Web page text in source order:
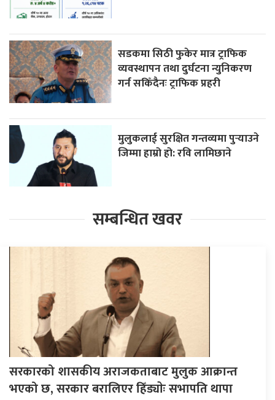
सडकमा सिठी फुकेर मात्र ट्राफिक
व्यवस्थापन तथा दुर्घटना न्युनिकरण
गर्न सकिँदैनः ट्राफिक प्रहरी
मुलुकलाई सुरक्षित गन्तव्यमा पुर्‍याउने
जिम्मा हाम्रो हो: रवि लामिछाने
सम्बन्धित खवर
सरकारको शासकीय अराजकताबाट मुलुक आक्रान्त
भएको छ, सरकार बरालिएर हिँड्याेः सभापति थापा